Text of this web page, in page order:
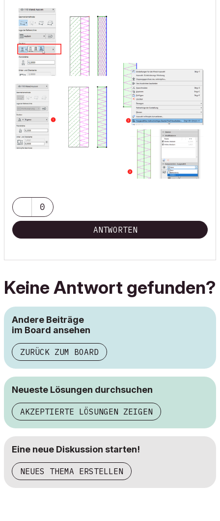
0
ANTWORTEN
Keine Antwort gefunden?
Andere Beiträge
im Board ansehen
ZURÜCK ZUM BOARD
Neueste Lösungen durchsuchen
AKZEPTIERTE LÖSUNGEN ZEIGEN
Eine neue Diskussion starten!
NEUES THEMA ERSTELLEN